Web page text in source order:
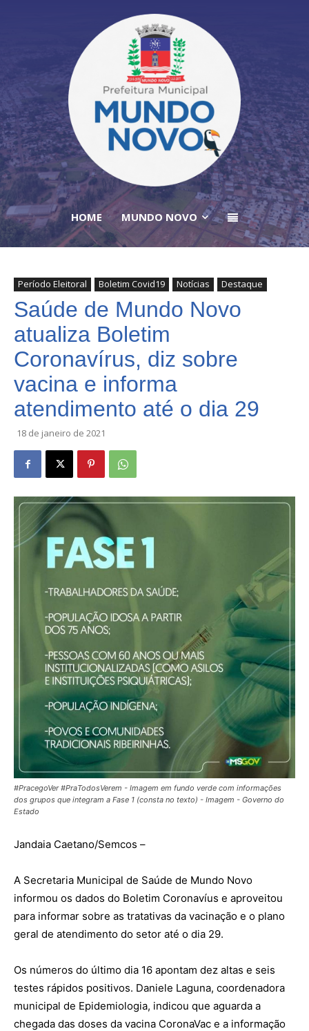
HOME MUNDO NOVO
Período Eleitoral Boletim Covid19 Notícias Destaque
Saúde de Mundo Novo
atualiza Boletim
Coronavírus, diz sobre
vacina e informa
atendimento até o dia 29
18 de janeiro de 2021
#PracegoVer #PraTodosVerem - Imagem em fundo verde com informações
dos grupos que integram a Fase 1 (consta no texto) - Imagem - Governo do
Estado
Jandaia Caetano/Semcos –
A Secretaria Municipal de Saúde de Mundo Novo
informou os dados do Boletim Coronavíus e aproveitou
para informar sobre as tratativas da vacinação e o plano
geral de atendimento do setor até o dia 29.
Os números do último dia 16 apontam dez altas e seis
testes rápidos positivos. Daniele Laguna, coordenadora
municipal de Epidemiologia, indicou que aguarda a
chegada das doses da vacina CoronaVac e a informação